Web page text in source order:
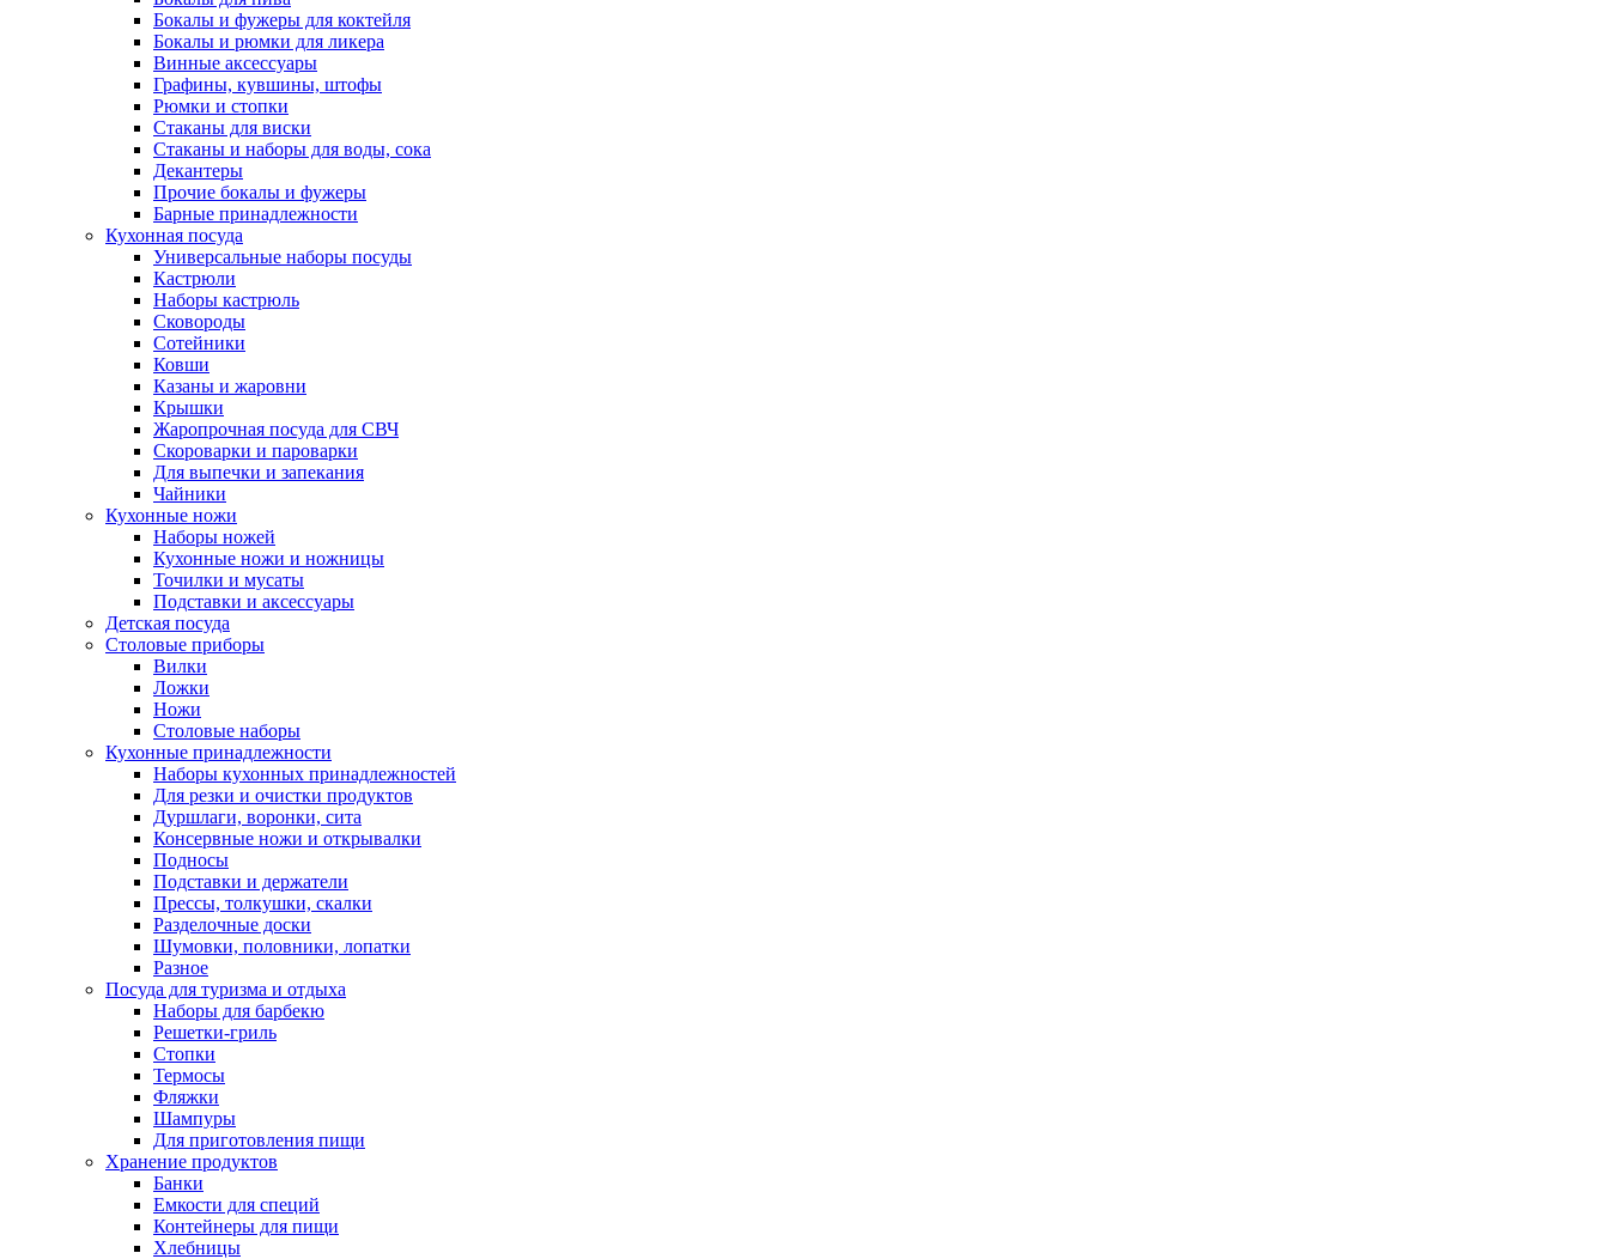
Бокалы и фужеры для коктейля
Бокалы и рюмки для ликера
Винные аксессуары
Графины, кувшины, штофы
Рюмки и стопки
Стаканы для виски
Стаканы и наборы для воды, сока
Декантеры
Прочие бокалы и фужеры
Барные принадлежности
Кухонная посуда
Универсальные наборы посуды
Кастрюли
Наборы кастрюль
Сковороды
Сотейники
Ковши
Казаны и жаровни
Крышки
Жаропрочная посуда для СВЧ
Скороварки и пароварки
Для выпечки и запекания
Чайники
Кухонные ножи
Наборы ножей
Кухонные ножи и ножницы
Точилки и мусаты
Подставки и аксессуары
Детская посуда
Столовые приборы
Вилки
Ложки
Ножи
Столовые наборы
Кухонные принадлежности
Наборы кухонных принадлежностей
Для резки и очистки продуктов
Дуршлаги, воронки, сита
Консервные ножи и открывалки
Подносы
Подставки и держатели
Прессы, толкушки, скалки
Разделочные доски
Шумовки, половники, лопатки
Разное
Посуда для туризма и отдыха
Наборы для барбекю
Решетки-гриль
Стопки
Термосы
Фляжки
Шампуры
Для приготовления пищи
Хранение продуктов
Банки
Емкости для специй
Контейнеры для пищи
Хлебницы